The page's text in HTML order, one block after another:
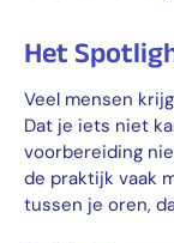
Het
Veel mensen
Dat je iets niet
voorbereiding
de praktijk vaak
tussen je oren,